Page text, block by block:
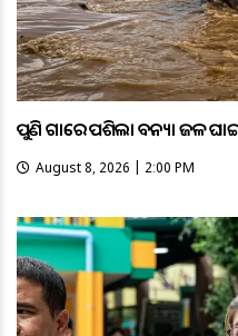
ପୁଣି ଗାଁରେ ପଶିଲା ବନ୍ୟା ଜଳ
August 8, 2026 | 2:00 PM